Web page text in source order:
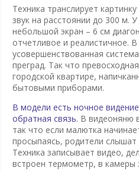
Техника транслирует картинку
звук на расстоянии до 300 м.
небольшой экран – 6 см
отчетливое и реалистичное.
усовершенствованная
преград. Так что
городской квартире,
бытовыми приборами.
В модели есть ночное
обратная связь. В видеоняню
так что если малютка
просыпаясь, родители слышат
Техника записывает видео,
встроен термометр, в камеры